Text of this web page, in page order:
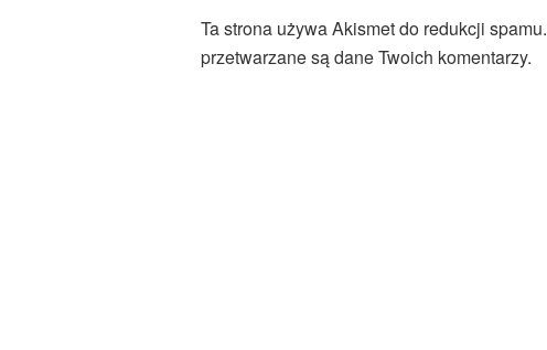
Ta strona używa Akismet do redukcji spamu.
przetwarzane są dane Twoich komentarzy.